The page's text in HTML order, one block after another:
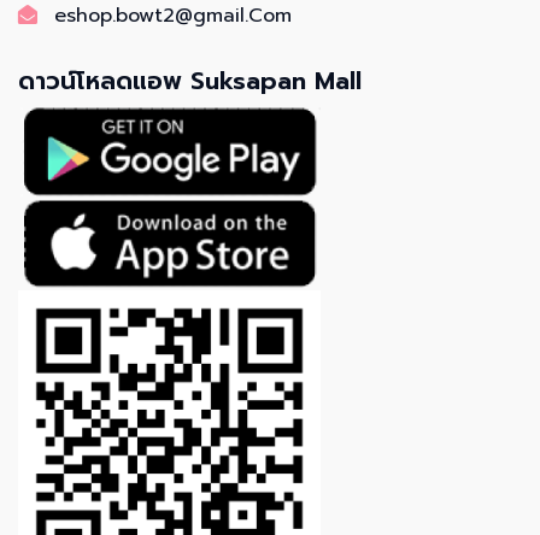
eshop.bowt2@gmail.Com
ดาวน์โหลดแอพ Suksapan Mall